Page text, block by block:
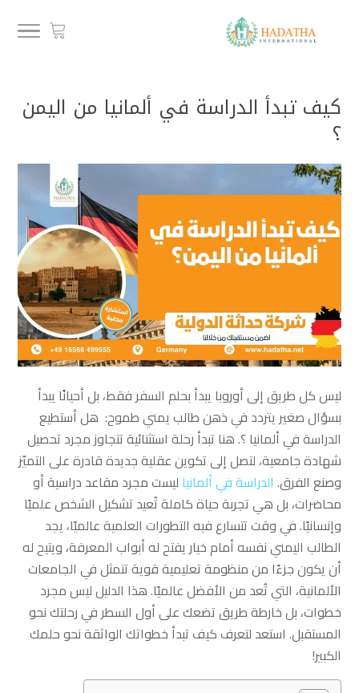
كيف تبدأ الدراسة في ألمانيا من اليمن
؟
ليس كل طريق إلى أوروبا يبدأ بحلم السفر فقط، بل أحيانًا يبدأ
بسؤال صغير يتردد في ذهن طالب يمني طموح: هل أستطيع
الدراسة في ألمانيا ؟. هنا تبدأ رحلة استثنائية تتجاوز مجرد تحصيل
شهادة جامعية، لتصل إلى تكوين عقلية جديدة قادرة على التميّز
وصنع الفرق. الدراسة في ألمانيا ليست مجرد مقاعد دراسية أو
محاضرات، بل هي تجربة حياة كاملة تُعيد تشكيل الشخص علميًا
وإنسانيًا. في وقت تتسارع فيه التطورات العلمية عالميًا، يجد
الطالب اليمني نفسه أمام خيار يفتح له أبواب المعرفة، ويتيح له
أن يكون جزءًا من منظومة تعليمية قوية تتمثل في الجامعات
الألمانية، التي تُعد من الأفضل عالميًا. هذا الدليل ليس مجرد
خطوات، بل خارطة طريق تضعك على أول السطر في رحلتك نحو
المستقبل. استعد لتعرف كيف تبدأ خطواتك الواثقة نحو حلمك
الكبير!